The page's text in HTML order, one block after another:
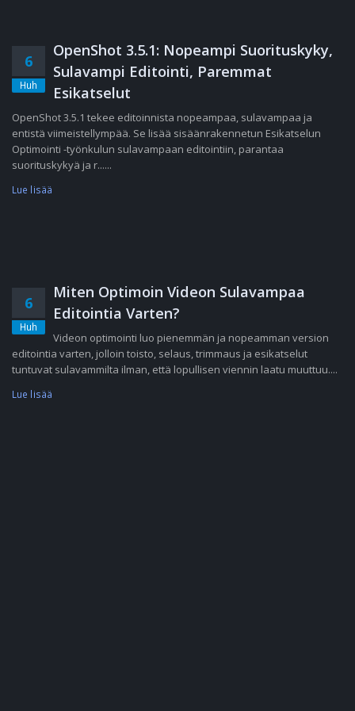
6
Huh
OpenShot 3.5.1: Nopeampi Suorituskyky,
Sulavampi Editointi, Paremmat
Esikatselut
OpenShot 3.5.1 tekee editoinnista nopeampaa, sulavampaa ja
entistä viimeistellympää. Se lisää sisäänrakennetun Esikatselun
Optimointi -työnkulun sulavampaan editointiin, parantaa
suorituskykyä ja r......
Lue lisää
6
Huh
Miten Optimoin Videon Sulavampaa
Editointia Varten?
Videon optimointi luo pienemmän ja nopeamman version
editointia varten, jolloin toisto, selaus, trimmaus ja esikatselut
tuntuvat sulavammilta ilman, että lopullisen viennin laatu muuttuu....
Lue lisää